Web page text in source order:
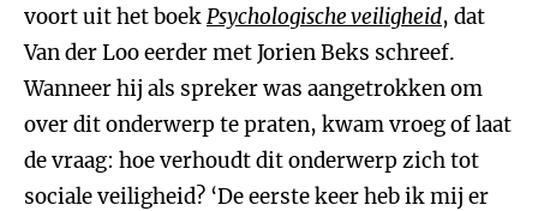
voort uit het boekPsychologische veiligheid, dat
Van der Loo eerder met Jorien Beks schreef.
Wanneer hij als spreker was aangetrokken om
over dit onderwerp te praten, kwam vroeg of laat
de vraag: hoe verhoudt dit onderwerp zich tot
sociale veiligheid? ‘De eerste keer heb ik mij er